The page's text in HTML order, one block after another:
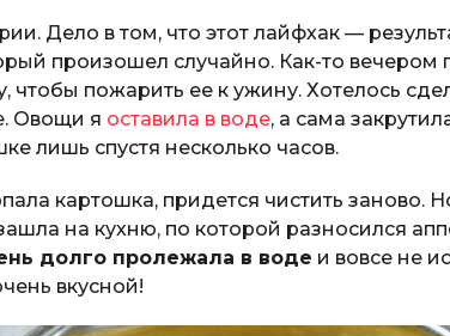
Дело в том, что этот лайфхак —
произошел случайно. Как-то вечером
чтобы пожарить ее к ужину. Хотелось
Овощи я оставила в воде, а сама
лишь спустя несколько часов.
картошка, придется чистить заново.
на кухню, по которой разносился
долго пролежала в воде и вовсе не
вкусной!